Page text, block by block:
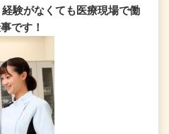
験がなくても医療現場で働
です！